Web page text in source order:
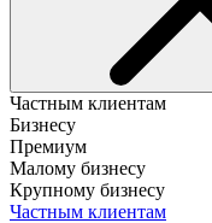
Частным клиентам
Бизнесу
Премиум
Малому бизнесу
Крупному бизнесу
Частным клиентам